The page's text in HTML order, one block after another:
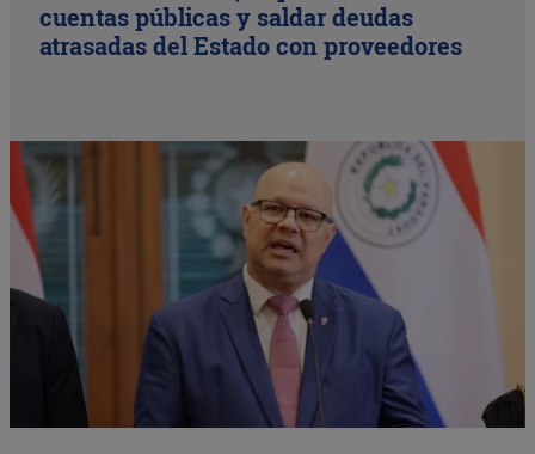
cuentas públicas y saldar deudas
atrasadas del Estado con proveedores